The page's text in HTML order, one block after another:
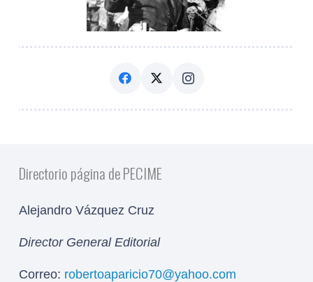
Directorio página de PECIME
Alejandro Vázquez Cruz
Director General Editorial
Correo: robertoaparicio70@yahoo.com